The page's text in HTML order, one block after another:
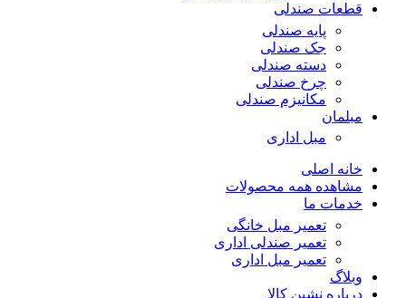
قطعات صندلی
پایه صندلی
جک صندلی
دسته صندلی
چرخ صندلی
مکانیزم صندلی
مبلمان
مبل اداری
خانه اصلی
مشاهده همه محصولات
خدمات ما
تعمیر مبل خانگی
تعمیر صندلی اداری
تعمیر مبل اداری
وبلاگ
درباره نشین کالا